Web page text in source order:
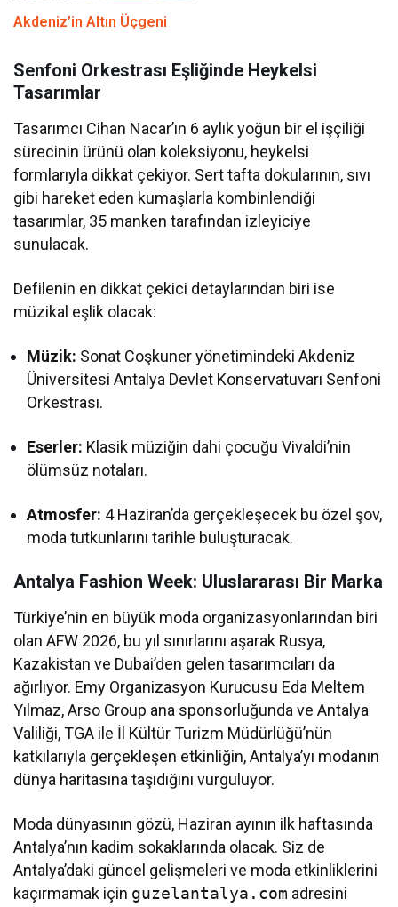
Akdeniz’in Altın Üçgeni
Senfoni Orkestrası Eşliğinde Heykelsi
Tasarımlar
Tasarımcı Cihan Nacar’ın 6 aylık yoğun bir el işçiliği
sürecinin ürünü olan koleksiyonu, heykelsi
formlarıyla dikkat çekiyor. Sert tafta dokularının, sıvı
gibi hareket eden kumaşlarla kombinlendiği
tasarımlar, 35 manken tarafından izleyiciye
sunulacak.
Defilenin en dikkat çekici detaylarından biri ise
müzikal eşlik olacak:
Müzik: Sonat Coşkuner yönetimindeki Akdeniz
Üniversitesi Antalya Devlet Konservatuvarı Senfoni
Orkestrası.
Eserler: Klasik müziğin dahi çocuğu Vivaldi’nin
ölümsüz notaları.
Atmosfer: 4 Haziran’da gerçekleşecek bu özel şov,
moda tutkunlarını tarihle buluşturacak.
Antalya Fashion Week: Uluslararası Bir Marka
Türkiye’nin en büyük moda organizasyonlarından biri
olan AFW 2026, bu yıl sınırlarını aşarak Rusya,
Kazakistan ve Dubai’den gelen tasarımcıları da
ağırlıyor. Emy Organizasyon Kurucusu Eda Meltem
Yılmaz, Arso Group ana sponsorluğunda ve Antalya
Valiliği, TGA ile İl Kültür Turizm Müdürlüğü’nün
katkılarıyla gerçekleşen etkinliğin, Antalya’yı modanın
dünya haritasına taşıdığını vurguluyor.
Moda dünyasının gözü, Haziran ayının ilk haftasında
Antalya’nın kadim sokaklarında olacak. Siz de
Antalya’daki güncel gelişmeleri ve moda etkinliklerini
kaçırmamak için guzelantalya.com adresini